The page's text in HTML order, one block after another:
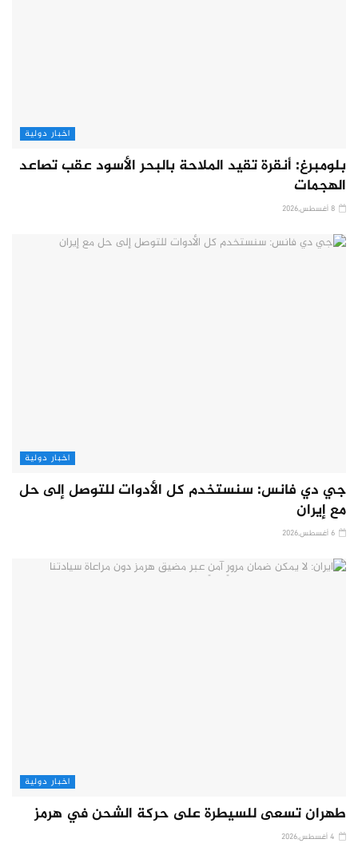
اخبار دولية
بلومبرغ: أنقرة تقيد الملاحة بالبحر الأسود عقب تصاعد
الهجمات
اخبار دولية
جي دي فانس: سنستخدم كل الأدوات للتوصل إلى حل
مع إيران
اخبار دولية
طهران تسعى للسيطرة على حركة الشحن في هرمز